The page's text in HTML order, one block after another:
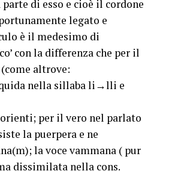
di esso e cioè il cordone
legato e
è il medesimo di
con la differenza che per il
altrove:
nella sillaba li→lli e
per il vero nel parlato
la puerpera e ne
la voce vammana ( pur
dissimilata nella cons.